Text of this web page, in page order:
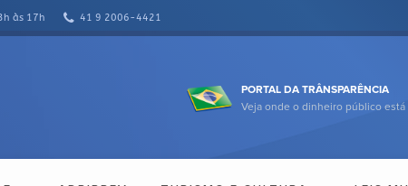
às 17h 41 9 2006-4421
PORTAL DA TRÂNSPARÊNCIA
Veja onde o dinheiro público